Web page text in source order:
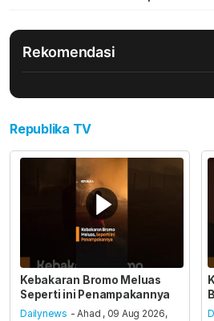
Rekomendasi
Republika TV
Kebakaran Bromo Meluas
Seperti ini Penampakannya
Dailynews - Ahad , 09 Aug 2026,